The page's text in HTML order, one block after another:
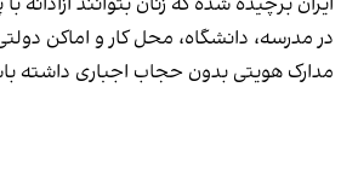
در مدرسه، دانشگاه، محل کار و اماکن
مدارک هویتی بدون حجاب اجباری داشته